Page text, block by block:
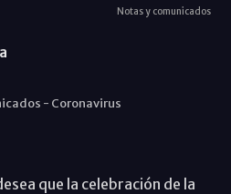
Notas y comunicados
- Coronavirus
que la celebración de la